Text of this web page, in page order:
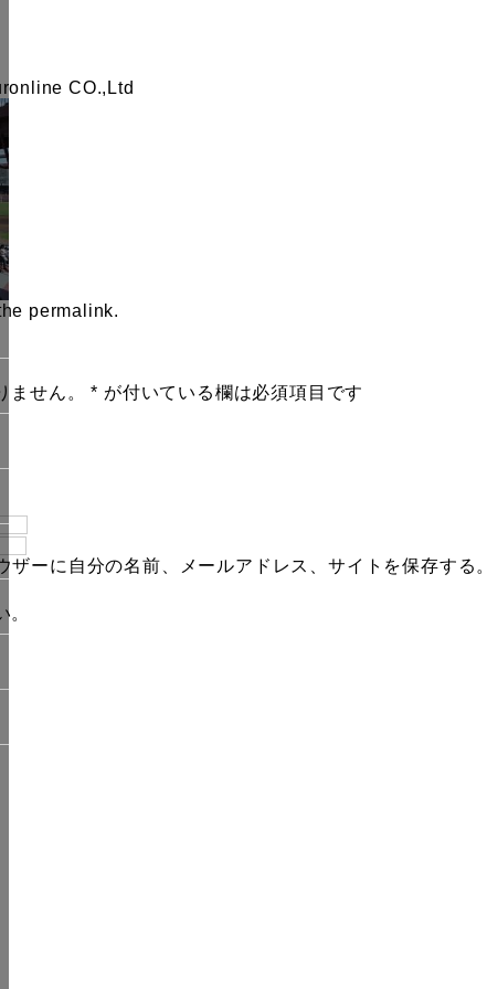
CO.,Ltd
permalink.
ません。 * が付いている欄は必須項目です
ーに自分の名前、メールアドレス、サイトを保存する。